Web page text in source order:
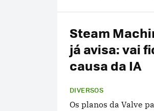
Steam
já avisa: vai
causa da IA
DIVERSOS
Os planos da Valve